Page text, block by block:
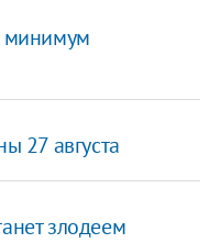
минимум
27 августа
злодеем